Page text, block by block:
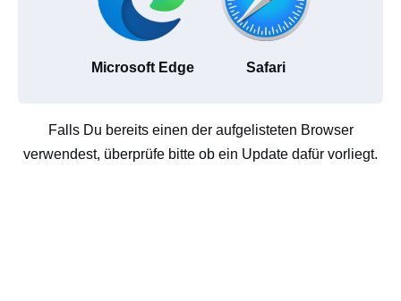
Microsoft Edge Safari
Falls Du bereits einen der aufgelisteten Browser
verwendest, überprüfe bitte ob ein Update dafür vorliegt.